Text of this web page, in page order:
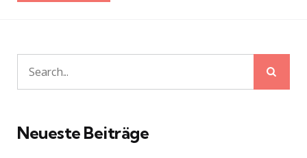
Search
for:
Neueste Beiträge